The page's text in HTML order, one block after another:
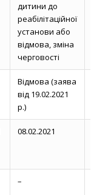
дитини до
реабілітаційної
установи або
відмова, зміна
черговості
Відмова (заява
від 19.02.2021
р.)
08.02.2021
–